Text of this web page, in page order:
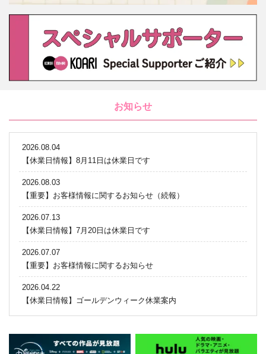
お知らせ
2026.08.04
【休業日情報】8月11日は休業日です
2026.08.03
【重要】お客様情報に関するお知らせ（続報）
2026.07.13
【休業日情報】7月20日は休業日です
2026.07.07
【重要】お客様情報に関するお知らせ
2026.04.22
【休業日情報】ゴールデンウィーク休業案内